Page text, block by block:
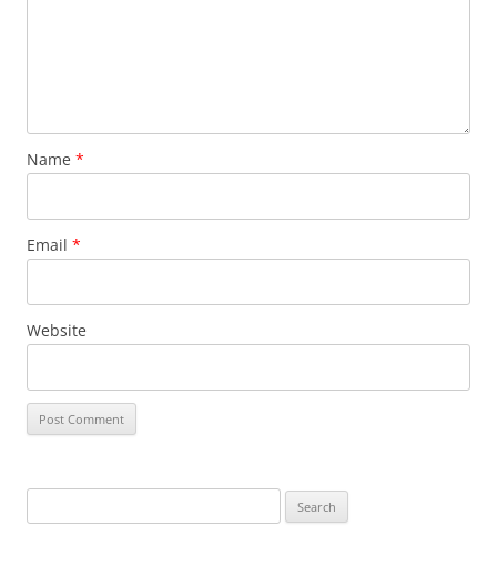
Name *
Email *
Website
for: